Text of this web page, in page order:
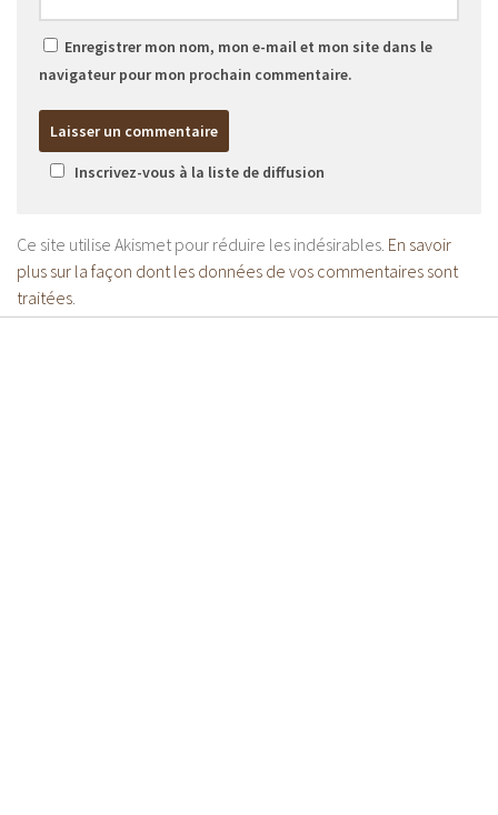
Enregistrer mon nom, mon e-mail et mon site dans le
navigateur pour mon prochain commentaire.
Inscrivez-vous à la liste de diffusion
Ce site utilise Akismet pour réduire les indésirables. En savoir
plus sur la façon dont les données de vos commentaires sont
traitées